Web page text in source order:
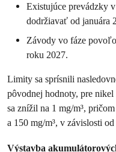
Existujúce prevádzky
dodržiavať od januára
Závody vo fáze
roku 2027.
Limity sa sprísnili
pôvodnej hodnoty, pre
sa znížil na 1 mg/m³,
a 150 mg/m³, v závislosti
Výstavba